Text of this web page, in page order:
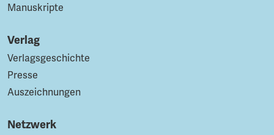
Manuskripte
Verlag
Verlagsgeschichte
Presse
Auszeichnungen
Netzwerk